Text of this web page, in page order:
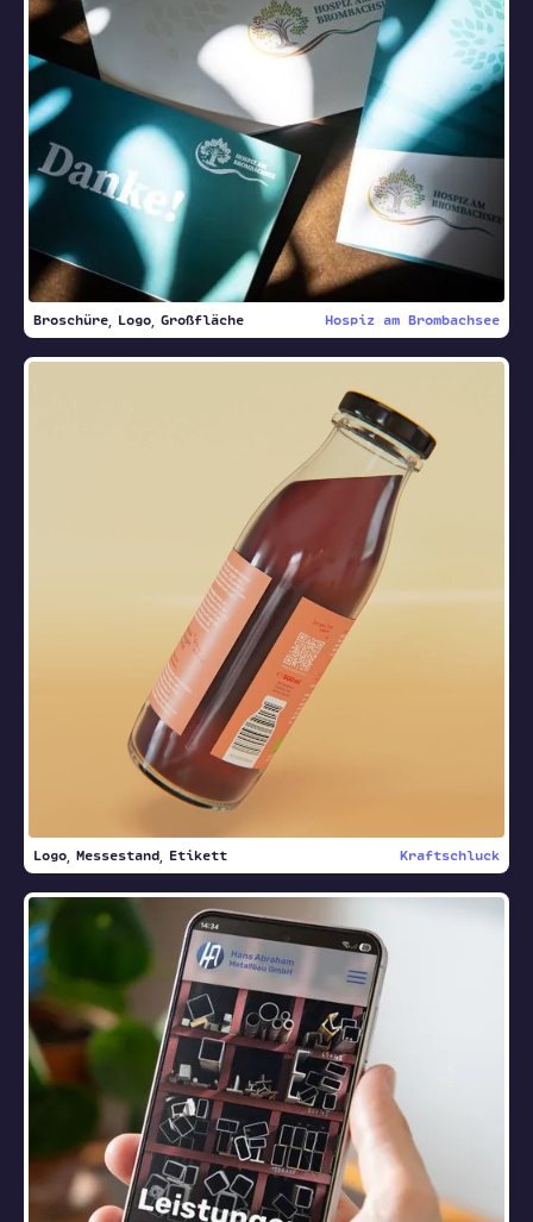
Broschüre Logo Großfläche Hospiz am Brombachsee
Logo Messestand Etikett Kraftschluck